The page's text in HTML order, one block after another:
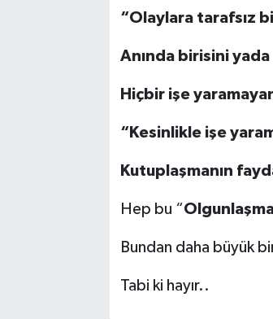
“Olaylara tarafsız
Anında birisini
Hiçbir işe
“Kesinlikle işe
Kutuplaşmanın
Hep bu “
Bundan daha büyük
Tabi ki hayır..